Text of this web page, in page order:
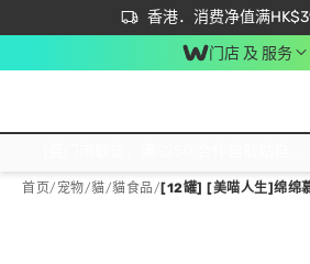
香港．消费净值满
立即成为易赏钱会员尽
首次APP下单买满$450 输入
门店 及 服务
首页/ 宠物/貓/貓食品/ [12罐] [美喵人生]绵绵